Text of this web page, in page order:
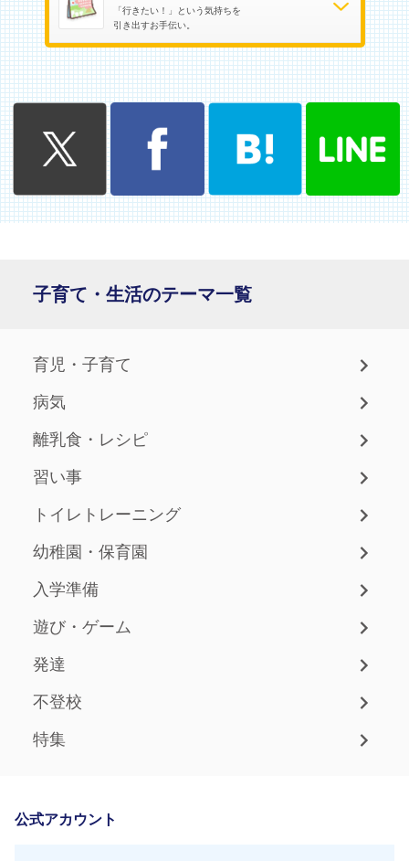
「行きたい！」という気持ちを
引き出すお手伝い。
子育て・生活のテーマ一覧
育児・子育て
病気
離乳食・レシピ
習い事
トイレトレーニング
幼稚園・保育園
入学準備
遊び・ゲーム
発達
不登校
特集
公式アカウント